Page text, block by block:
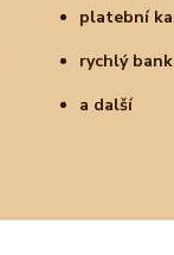
platební
rychlý
a další